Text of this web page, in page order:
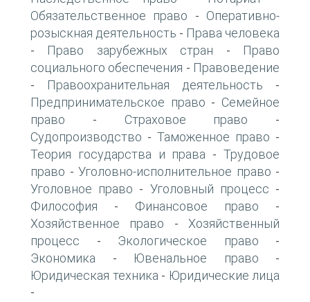
Обязательственное право - Оперативно-
розыскная деятельность - Права человека
- Право зарубежных стран -
Право
социального обеспечения - Правоведение
- Правоохранительная деятельность -
Предпринимательское право - Семейное
право - Страховое право -
Судопроизводство - Таможенное право -
Теория государства и права -Трудовое
право - Уголовно-исполнительное право -
Уголовное право - Уголовный процесс -
Философия - Финансовое право -
Хозяйственное право - Хозяйственный
процесс - Экологическое право -
Экономика - Ювенальное право -
Юридическая техника - Юридические лица
-